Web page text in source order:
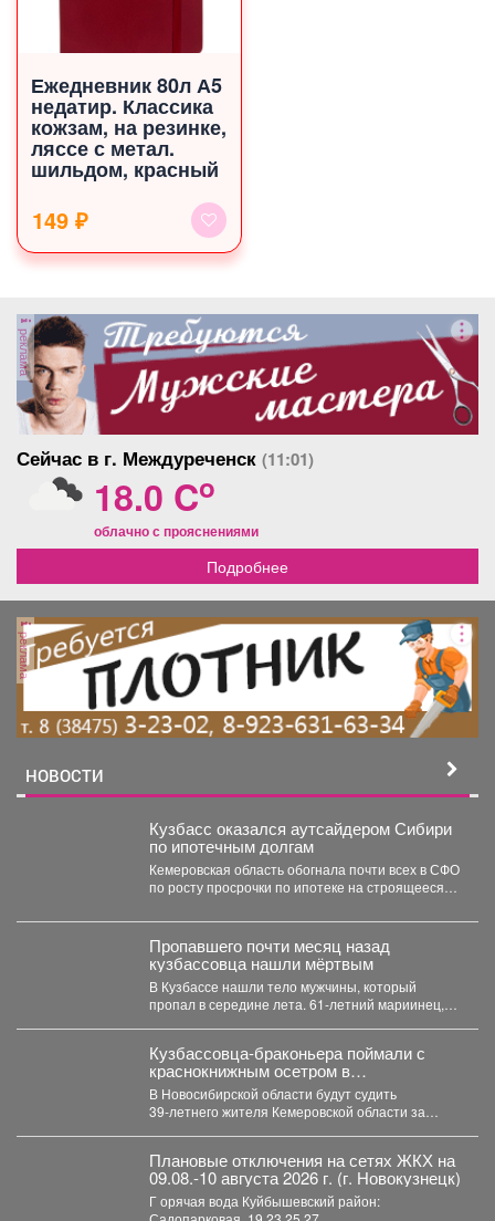
Ежедневник 80л А5
недатир. Классика
кожзам, на резинке,
ляссе с метал.
шильдом, красный
149 ₽
реклама
Сейчас в г. Междуреченск (11:01)
18.0 Co
облачно с прояснениями
Подробнее
реклама
НОВОСТИ
Кузбасс оказался аутсайдером Сибири
по ипотечным долгам
Кемеровская область обогнала почти всех в СФО
по росту просрочки по ипотеке на строящееся
Пропавшего почти месяц назад
кузбассовца нашли мёртвым
В Кузбассе нашли тело мужчины, который
пропал в середине лета. 61-летний мариинец,
Кузбассовца-браконьера поймали с
краснокнижным осетром в
Новосибирске
В Новосибирской области будут судить
39‑летнего жителя Кемеровской области за
Плановые отключения на сетях ЖКХ на
09.08.-10 августа 2026 г. (г. Новокузнецк)
Г орячая вода Куйбышевский район: